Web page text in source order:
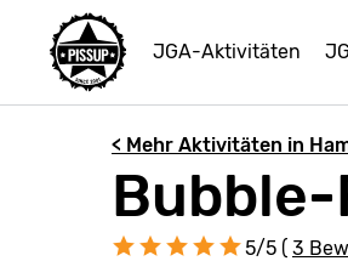
JGA-Aktivitäten
< Mehr Aktivitäten in
5/5 ( 3